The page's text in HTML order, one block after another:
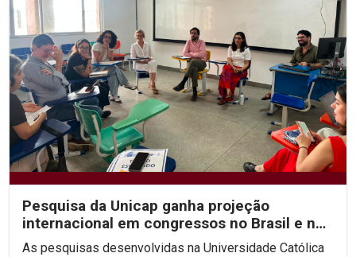
Pesquisa da Unicap ganha projeção
internacional em congressos no Brasil e no
México
As pesquisas desenvolvidas na Universidade Católica